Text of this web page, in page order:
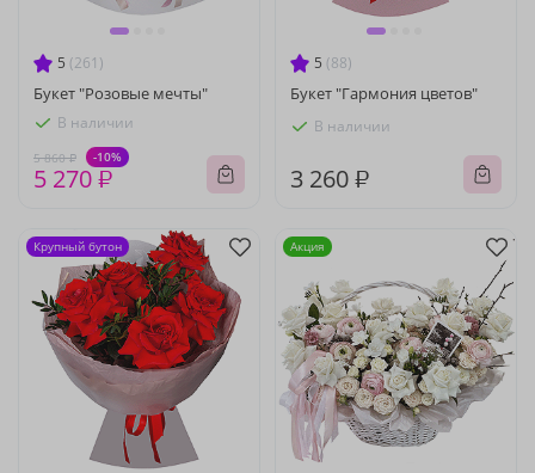
5 (261)
Букет "Розовые мечты"
В наличии
5 860 ₽ -10%
5 270 ₽
5 (88)
Букет "Гармония цветов"
В наличии
3 260 ₽
Крупный бутон Акция